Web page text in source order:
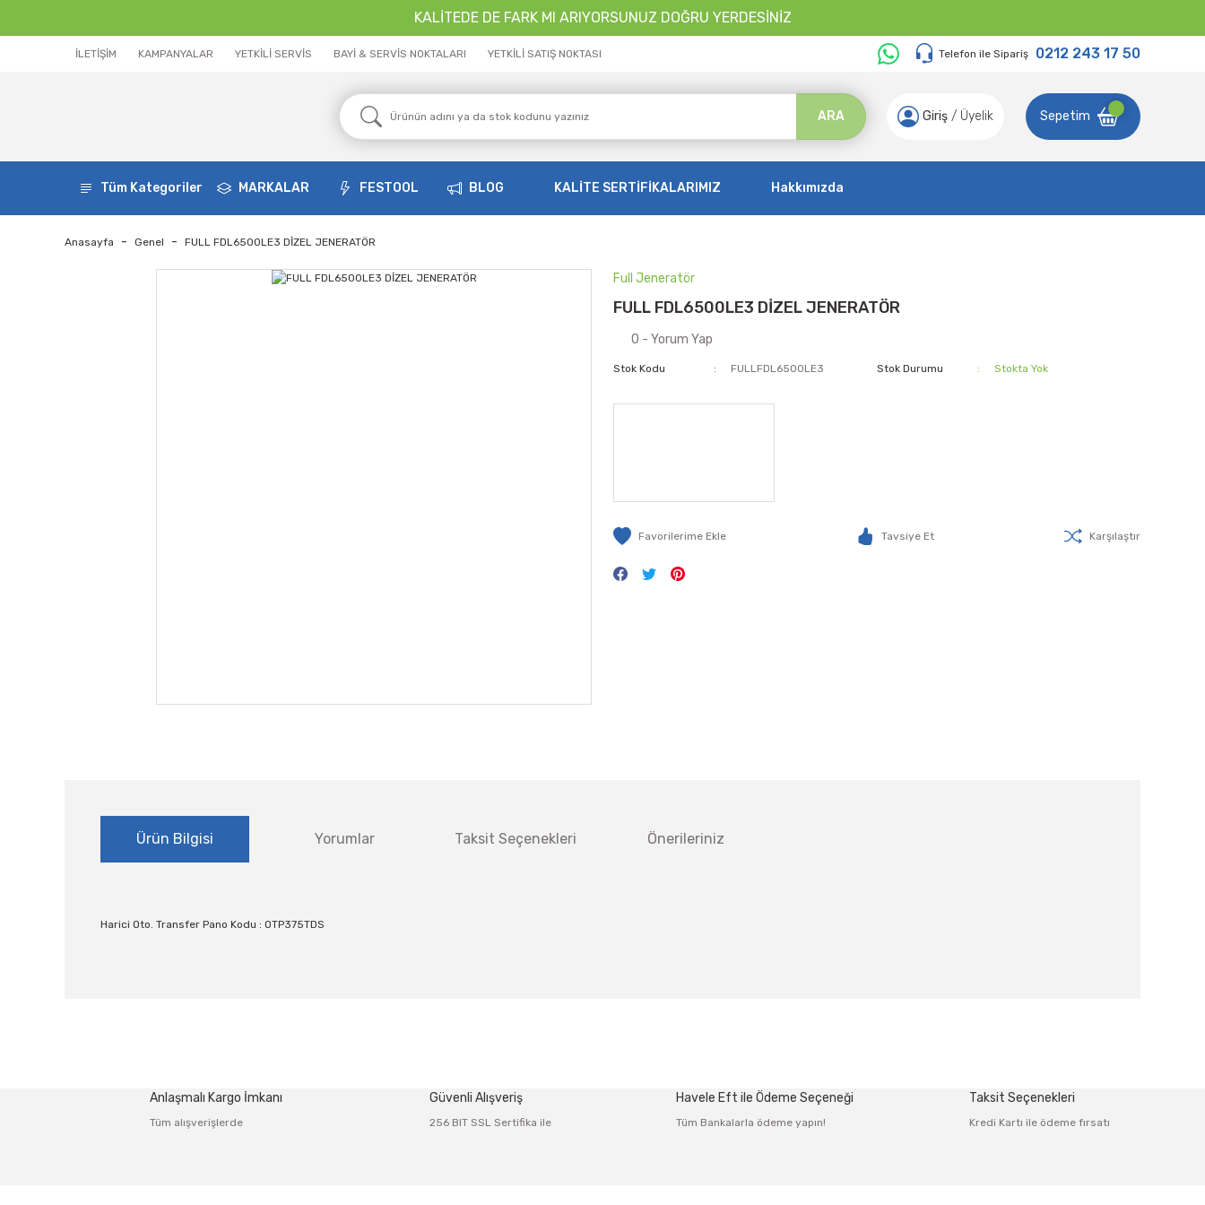
KALİTEDE DE FARK MI ARIYORSUNUZ DOĞRU YERDESİNİZ
İLETİŞİM KAMPANYALAR YETKİLİ SERVİS BAYİ & SERVİS NOKTALARI YETKİLİ SATIŞ NOKTASI Telefon ile Sipariş 0212 243 17 50
ARA Giriş / Üyelik Sepetim
Tüm Kategoriler MARKALAR FESTOOL BLOG KALİTE SERTİFİKALARIMIZ Hakkımızda
Anasayfa Genel FULL FDL6500LE3 DİZEL JENERATÖR
Full Jeneratör
FULL FDL6500LE3 DİZEL JENERATÖR
0 - Yorum Yap
Stok Kodu FULLFDL6500LE3 Stok Durumu Stokta Yok
Tavsiye Et Karşılaştır
Ürün Bilgisi Yorumlar Taksit Seçenekleri Önerileriniz
Harici Oto. Transfer Pano Kodu : OTP375TDS
Anlaşmalı Kargo İmkanı
Tüm alışverişlerde
Güvenli Alışveriş
256 BIT SSL Sertifika ile
Havele Eft ile Ödeme Seçeneği
Tüm Bankalarla ödeme yapın!
Taksit Seçenekleri
Kredi Kartı ile ödeme fırsatı